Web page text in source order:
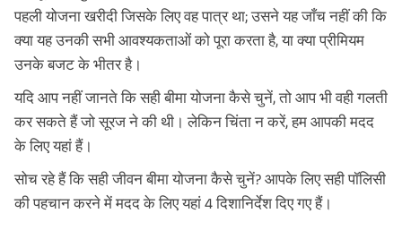
पहली योजना खरीदी जिसके लिए वह पात्र था; उसने यह जाँच नहीं की कि
क्या यह उनकी सभी आवश्यकताओं को पूरा करता है, या क्या प्रीमियम
उनके बजट के भीतर है।
यदि आप नहीं जानते कि सही बीमा योजना कैसे चुनें, तो आप भी वही गलती
कर सकते हैं जो सूरज ने की थी। लेकिन चिंता न करें, हम आपकी मदद
के लिए यहां हैं।
सोच रहे हैं कि सही जीवन बीमा योजना कैसे चुनें? आपके लिए सही पॉलिसी
की पहचान करने में मदद के लिए यहां 4 दिशानिर्देश दिए गए हैं।